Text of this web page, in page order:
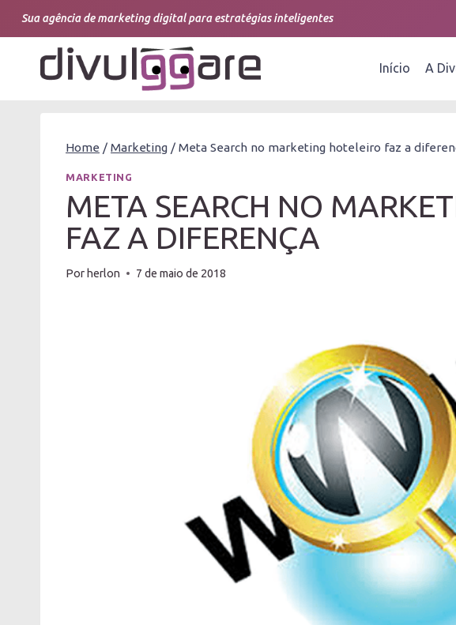
Pular
Conteúdo
Sua agência de marketing digital para estratégias inteligentes
Início A
Home / Marketing / Meta Search no marketing hoteleiro faz a
MARKETING
META SEARCH NO
FAZ A DIFERENÇA
Por herlon 7 de maio de 2018